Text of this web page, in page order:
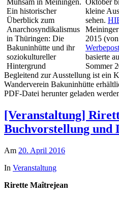
kleine
sehen.
2015
basierte
Sommer
Begleitend zur Ausstellung ist ein
Wanderverein Bakuninhütte
PDF-Datei herunter geladen
[Veranstaltung]
Buchvorstellung und
Am 20. April 2016
In Veranstaltung
Rirette Maîtrejean